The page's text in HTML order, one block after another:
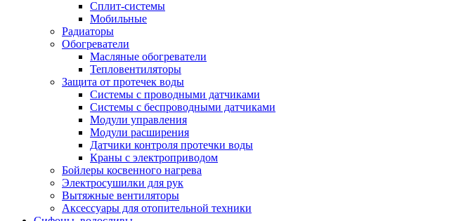
Сплит-системы
Мобильные
Радиаторы
Обогреватели
Масляные обогреватели
Тепловентиляторы
Защита от протечек воды
Системы с проводными датчиками
Системы с беспроводными датчиками
Модули управления
Модули расширения
Датчики контроля протечки воды
Краны с электроприводом
Бойлеры косвенного нагрева
Электросушилки для рук
Вытяжные вентиляторы
Аксессуары для отопительной техники